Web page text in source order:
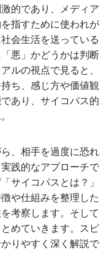
的であり、メディア
指すために使われが
会生活を送っている
悪」かどうかは判断
ルの視点で見ると、
ち、感じ方や価値観
あり、サイコパス的
、相手を過度に恐れ
践的なアプローチで
サイコパスとは？」
や仕組みを整理した
考察します。そして
めていきます。スピ
りやすく深く解説で